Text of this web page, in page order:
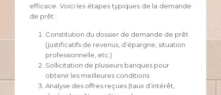
efficace. Voici les étapes typiques de la demande
de prêt :
Constitution du dossier de demande de prêt
(justificatifs de revenus, d’épargne, situation
professionnelle, etc.)
Sollicitation de plusieurs banques pour
obtenir les meilleures conditions
Analyse des offres reçues (taux d’intérêt,